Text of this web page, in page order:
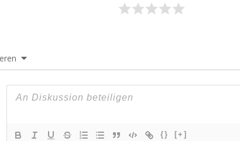
{} [+]